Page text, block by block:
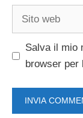
Sito
Salva il mio
browser per